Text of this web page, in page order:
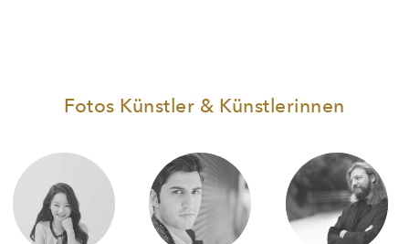
Fotos Künstler & Künstlerinnen